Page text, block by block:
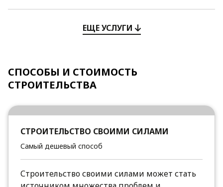
ЕЩЕ УСЛУГИ
СПОСОБЫ И СТОИМОСТЬ
СТРОИТЕЛЬСТВА
СТРОИТЕЛЬСТВО СВОИМИ СИЛАМИ
Самый дешевый способ
Строительство своими силами может стать